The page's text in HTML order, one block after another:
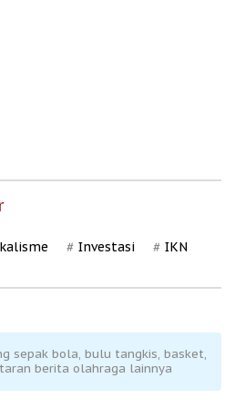
Investasi IKN
sepak bola, bulu tangkis, basket,
berita olahraga lainnya